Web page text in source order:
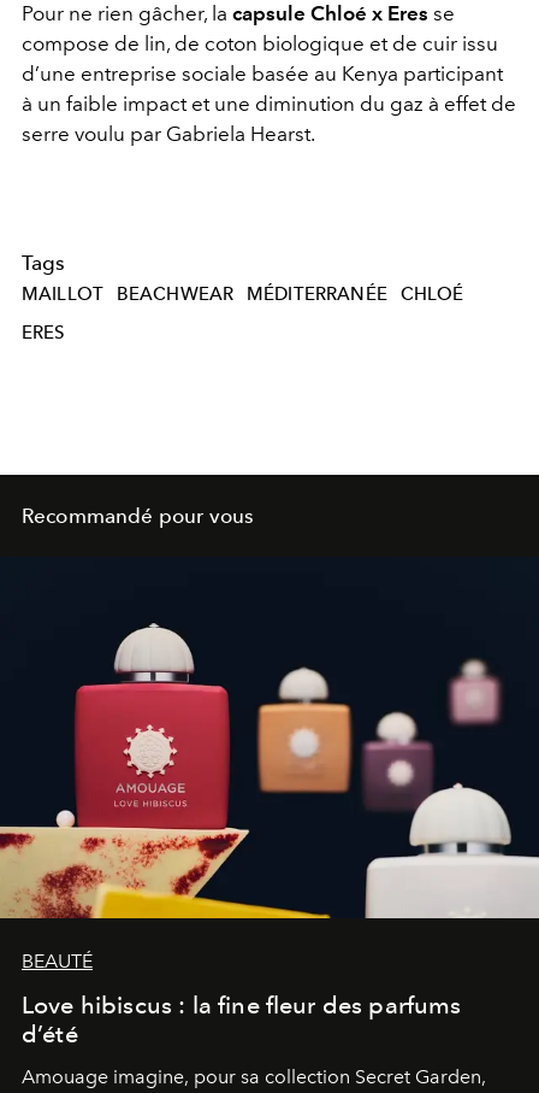
Pour ne rien gâcher, la capsule Chloé x Eres se
compose de lin, de coton biologique et de cuir issu
d’une entreprise sociale basée au Kenya participant
à un faible impact et une diminution du gaz à effet de
serre voulu par Gabriela Hearst.
Tags
MAILLOT BEACHWEAR MÉDITERRANÉE
CHLOÉ
ERES
Recommandé pour vous
BEAUTÉ
Love hibiscus : la fine fleur des parfums
d’été
Amouage imagine, pour sa collection Secret Garden,